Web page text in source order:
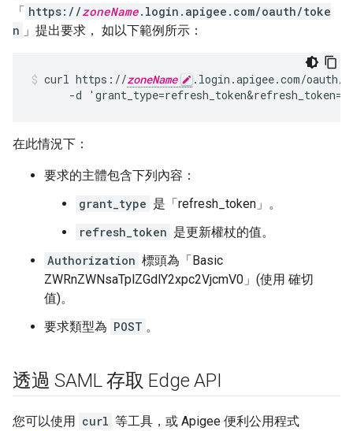
「 https://zoneName.login.apigee.com/oauth/toke
n 」提出要求， 如以下範例所示：
curl https://zoneName
.login.apigee.com/oauth/
      -d 'grant_type=refresh_token&refresh_token=
在此情況下：
要求的主體包含下列內容：
grant_type 是「refresh_token」。
refresh_token 是更新權杖的值。
Authorization 標頭為「Basic
ZWRnZWNsaTplZGdlY2xpc2VjcmV0」(使用 確切
值)。
要求類型為 POST 。
透過 SAML 存取 Edge API
您可以使用 curl 等工具，或 Apigee 便利公用程式